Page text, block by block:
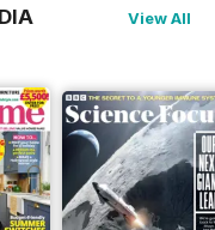
View All